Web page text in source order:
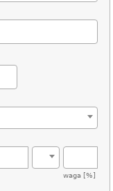
waga [%]